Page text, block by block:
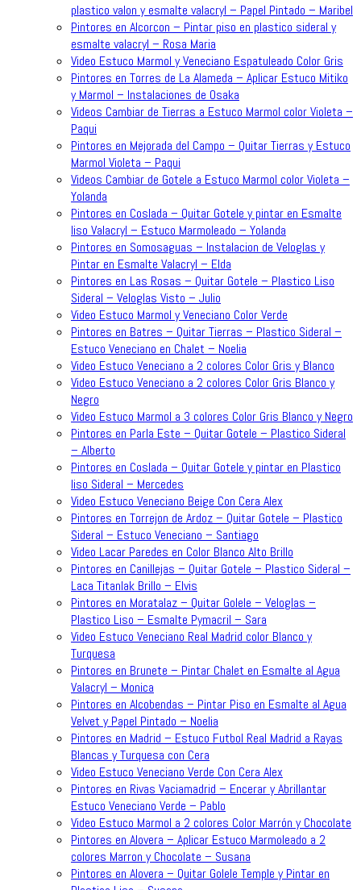
plastico valon y esmalte valacryl – Papel Pintado – Maribel
Pintores en Alcorcon – Pintar piso en plastico sideral y
esmalte valacryl – Rosa Maria
Video Estuco Marmol y Veneciano Espatuleado Color Gris
Pintores en Torres de La Alameda – Aplicar Estuco Mitiko
y Marmol – Instalaciones de Osaka
Videos Cambiar de Tierras a Estuco Marmol color Violeta –
Paqui
Pintores en Mejorada del Campo – Quitar Tierras y Estuco
Marmol Violeta – Paqui
Videos Cambiar de Gotele a Estuco Marmol color Violeta –
Yolanda
Pintores en Coslada – Quitar Gotele y pintar en Esmalte
liso Valacryl – Estuco Marmoleado – Yolanda
Pintores en Somosaguas – Instalacion de Veloglas y
Pintar en Esmalte Valacryl – Elda
Pintores en Las Rosas – Quitar Gotele – Plastico Liso
Sideral – Veloglas Visto – Julio
Video Estuco Marmol y Veneciano Color Verde
Pintores en Batres – Quitar Tierras – Plastico Sideral –
Estuco Veneciano en Chalet – Noelia
Video Estuco Veneciano a 2 colores Color Gris y Blanco
Video Estuco Veneciano a 2 colores Color Gris Blanco y
Negro
Video Estuco Marmol a 3 colores Color Gris Blanco y Negro
Pintores en Parla Este – Quitar Gotele – Plastico Sideral
– Alberto
Pintores en Coslada – Quitar Gotele y pintar en Plastico
liso Sideral – Mercedes
Video Estuco Veneciano Beige Con Cera Alex
Pintores en Torrejon de Ardoz – Quitar Gotele – Plastico
Sideral – Estuco Veneciano – Santiago
Video Lacar Paredes en Color Blanco Alto Brillo
Pintores en Canillejas – Quitar Gotele – Plastico Sideral –
Laca Titanlak Brillo – Elvis
Pintores en Moratalaz – Quitar Golele – Veloglas –
Plastico Liso – Esmalte Pymacril – Sara
Video Estuco Veneciano Real Madrid color Blanco y
Turquesa
Pintores en Brunete – Pintar Chalet en Esmalte al Agua
Valacryl – Monica
Pintores en Alcobendas – Pintar Piso en Esmalte al Agua
Velvet y Papel Pintado – Noelia
Pintores en Madrid – Estuco Futbol Real Madrid a Rayas
Blancas y Turquesa con Cera
Video Estuco Veneciano Verde Con Cera Alex
Pintores en Rivas Vaciamadrid – Encerar y Abrillantar
Estuco Veneciano Verde – Pablo
Video Estuco Marmol a 2 colores Color Marrón y Chocolate
Pintores en Alovera – Aplicar Estuco Marmoleado a 2
colores Marron y Chocolate – Susana
Pintores en Alovera – Quitar Golele Temple y Pintar en